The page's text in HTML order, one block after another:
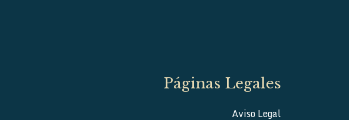
Páginas Legales
Aviso Legal